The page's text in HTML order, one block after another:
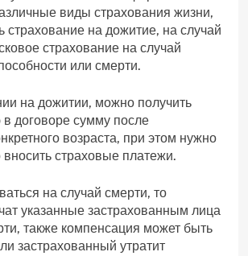
виды страхования жизни,
страхование на дожитие, на случай
страхование на случай
или смерти.
на дожитии, можно получить
договоре сумму после
возраста, при этом нужно
страховые платежи.
на случай смерти, то
указанные застрахованным лица
также компенсация может быть
застрахованный утратит